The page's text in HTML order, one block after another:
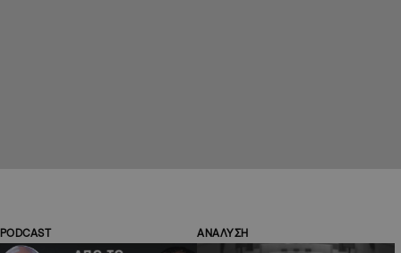
PODCAST ΑΝΑΛΥΣΗ